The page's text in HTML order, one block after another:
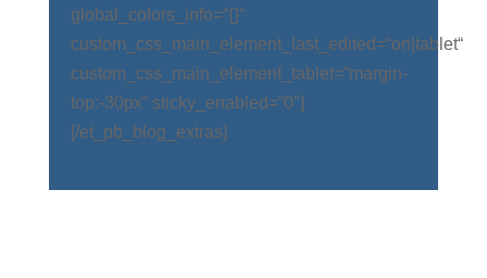
global_colors_info=“{}“
custom_css_main_element_last_edited=“on|tablet“
custom_css_main_element_tablet=“margin-
top:-30px“ sticky_enabled=“0″]
[/et_pb_blog_extras]